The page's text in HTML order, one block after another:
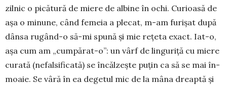
zilnic o pică­tu­ră de miere de al­bi­ne în ochi. Curioa­să de
așa o mi­nu­ne, când femeia a ple­cat, m-am fu­ri­șat după
dânsa rugând-o să-mi spună și mie rețeta exact. Iat-o,
așa cum am „cumpă­rat-o”: un vârf de lin­guriță cu miere
curată (nefalsi­ficată) se încăl­zește puțin ca să se mai în­
moa­ie. Se vâră în ea de­getul mic de la mâna dreaptă și